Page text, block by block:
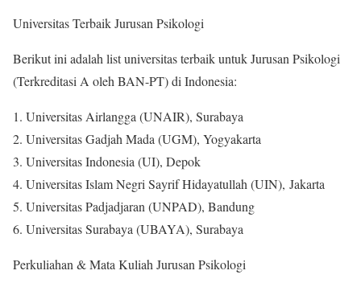
Universitas Terbaik Jurusan Psikologi
Berikut ini adalah list universitas terbaik untuk Jurusan Psikologi
(Terkreditasi A oleh BAN-PT) di Indonesia:
Universitas Airlangga (UNAIR), Surabaya
Universitas Gadjah Mada (UGM), Yogyakarta
Universitas Indonesia (UI), Depok
Universitas Islam Negri Sayrif Hidayatullah (UIN), Jakarta
Universitas Padjadjaran (UNPAD), Bandung
Universitas Surabaya (UBAYA), Surabaya
Perkuliahan & Mata Kuliah Jurusan Psikologi